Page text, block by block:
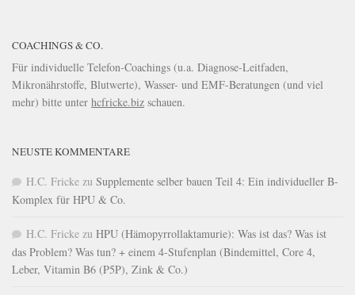
COACHINGS & CO.
Für individuelle Telefon-Coachings (u.a. Diagnose-Leitfaden,
Mikronährstoffe, Blutwerte), Wasser- und EMF-Beratungen (und viel
mehr) bitte unter hcfricke.biz schauen.
NEUSTE KOMMENTARE
H.C. Fricke zu Supplemente selber bauen Teil 4: Ein individueller B-
Komplex für HPU & Co.
H.C. Fricke zu HPU (Hämopyrrollaktamurie): Was ist das? Was ist
das Problem? Was tun? + einem 4-Stufenplan (Bindemittel, Core 4,
Leber, Vitamin B6 (P5P), Zink & Co.)